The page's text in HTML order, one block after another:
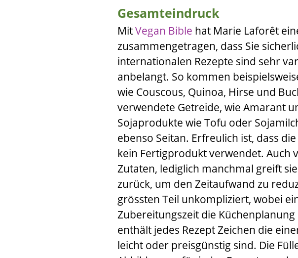
Gesamteindruck
MitVegan Bible hat Marie Laforêt
zusammengetragen, dass Sie
internationalen Rezepte sind sehr
anbelangt. So kommen
wie Couscous, Quinoa, Hirse und
verwendete Getreide, wie Amarant
Sojaprodukte wie Tofu oder
ebenso Seitan. Erfreulich ist, dass
kein Fertigprodukt verwendet. Auch
Zutaten, lediglich manchmal greift
zurück, um den Zeitaufwand zu
grössten Teil unkompliziert, wobei
Zubereitungszeit die
enthält jedes Rezept Zeichen die
leicht oder preisgünstig sind. Die